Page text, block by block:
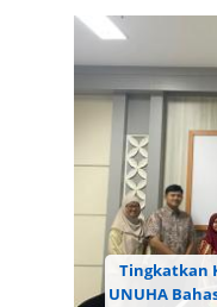
Tingkatkan
UNUHA